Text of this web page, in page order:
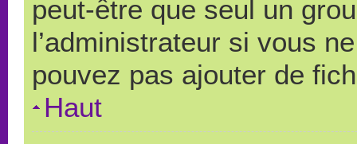
peut-être que seul un
l’administrateur si vous
pouvez pas ajouter de
Haut